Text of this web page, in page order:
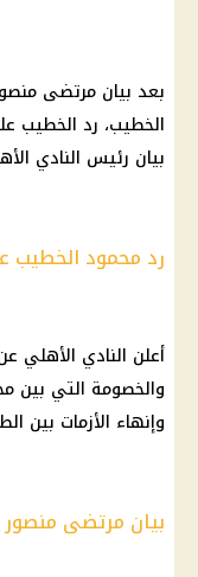
بعد بيان مرتضى
الخطيب، رد الخطيب
بيان رئيس النادي
رد محمود
أعلن النادي الأهلي
والخصومة التي بين
وإنهاء الأزمات بين
بيان مرتضى منصور